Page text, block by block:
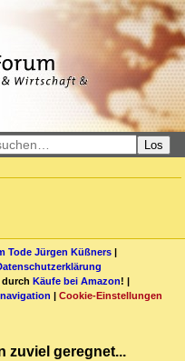
Los
Tode Jürgen Küßners |
durch Käufe bei Amazon! |
| Cookie-Einstellungen
zuviel geregnet...